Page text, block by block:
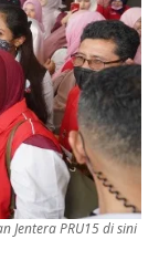
Jentera PRU15 di sini